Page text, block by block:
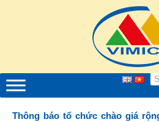
Thông báo tổ chức chào giá